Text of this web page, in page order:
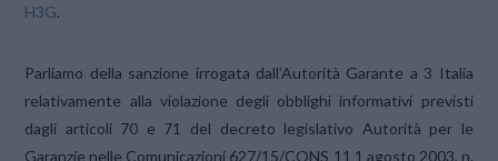
H3G.
Parliamo della sanzione irrogata dall’Autorità Garante a 3 Italia
relativamente alla violazione degli obblighi informativi previsti
dagli articoli 70 e 71 del decreto legislativo Autorità per le
Garanzie nelle Comunicazioni 627/15/CONS 11 1 agosto 2003, n.